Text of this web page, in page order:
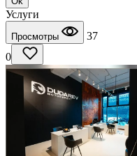
Услуги
Просмотры
37
0